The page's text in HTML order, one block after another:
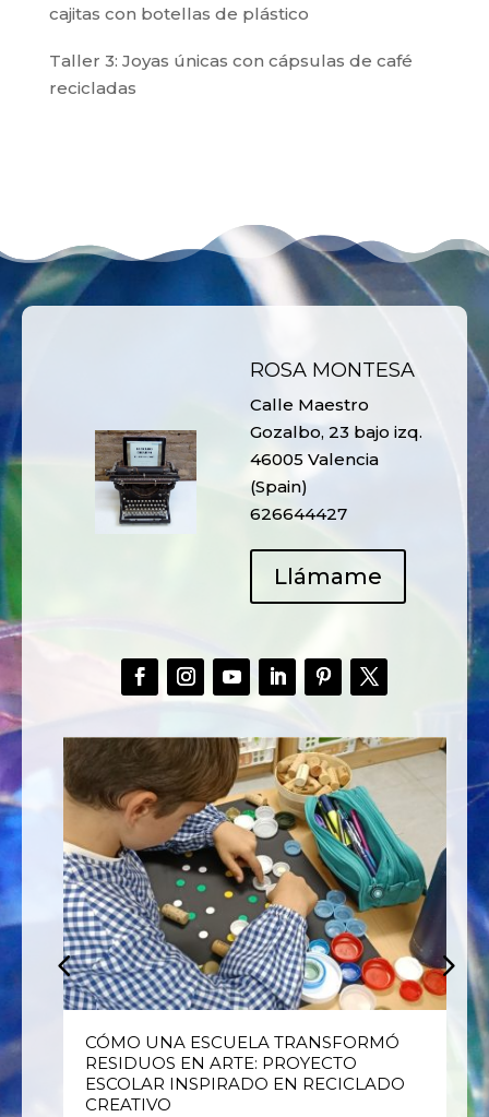
cajitas con botellas de plástico
Taller 3: Joyas únicas con cápsulas de café
recicladas
ROSA MONTESA
Calle Maestro
Gozalbo, 23 bajo izq.
46005 Valencia
(Spain)
626644427
Llámame
CÓMO UNA ESCUELA TRANSFORMÓ
RESIDUOS EN ARTE: PROYECTO
ESCOLAR INSPIRADO EN RECICLADO
CREATIVO